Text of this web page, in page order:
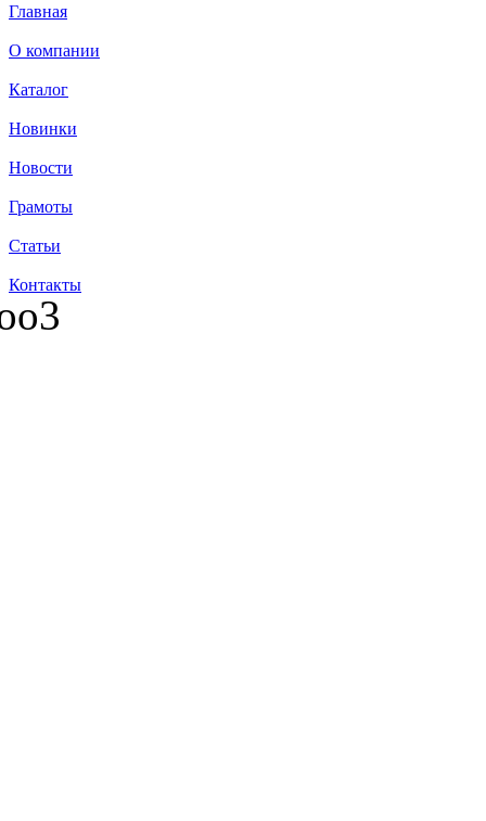
Главная
О компании
Каталог
Новинки
Новости
Грамоты
Статьи
Контакты